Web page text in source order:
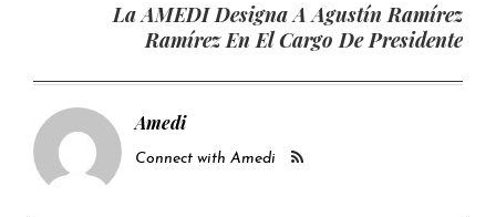
La AMEDI Designa A Agustín Ramírez
Ramírez En El Cargo De Presidente
Amedi
Connect with Amedi